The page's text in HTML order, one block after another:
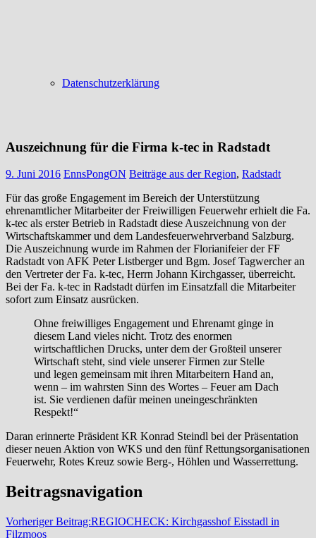
Datenschutzerklärung
Auszeichnung für die Firma k-tec in Radstadt
9. Juni 2016 EnnsPongON Beiträge aus der Region, Radstadt
Für das große Engagement im Bereich der Unterstützung
ehrenamtlicher Mitarbeiter der Freiwilligen Feuerwehr erhielt die Fa.
k-tec als erster Betrieb in Radstadt diese Auszeichnung von der
Wirtschaftskammer und dem Landesfeuerwehrverband Salzburg.
Die Auszeichnung wurde im Rahmen der Florianifeier der FF
Radstadt von AFK Peter Listberger und Bgm. Josef Tagwercher an
den Vertreter der Fa. k-tec, Herrn Johann Kirchgasser, überreicht.
Bei der Fa. k-tec in Radstadt dürfen im Einsatzfall die Mitarbeiter
sofort zum Einsatz ausrücken.
Ohne freiwilliges Engagement und Ehrenamt ginge in
diesem Land vieles nicht. Trotz des enormen
wirtschaftlichen Drucks, unter dem der Großteil unserer
Wirtschaft steht, sind viele unserer Firmen zur Stelle
und legen gemeinsam mit ihren Mitarbeitern Hand an,
wenn – im wahrsten Sinn des Wortes – Feuer am Dach
ist. Sie verdienen dafür meinen uneingeschränkten
Respekt!“
Daran erinnerte Präsident KR Konrad Steindl bei der Präsentation
dieser neuen Aktion von WKS und den fünf Rettungsorganisationen
Feuerwehr, Rotes Kreuz sowie Berg-, Höhlen und Wasserrettung.
Beitragsnavigation
Vorheriger Beitrag:REGIOCHECK: Kirchgasshof Eisstadl in
Filzmoos